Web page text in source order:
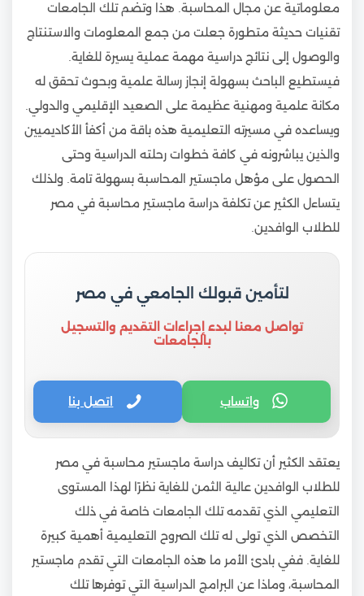
معلوماتية عن مجال المحاسبة. هذا وتضم تلك الجامعات
تقنيات حديثة متطورة جعلت من جمع المعلومات والاستنتاج
والوصول إلى نتائج دراسية مهمة عملية يسيرة للغاية.
فيستطيع الباحث بسهولة إنجاز رسالة علمية وبحوث تحقق له
مكانة علمية ومهنية عظيمة على الصعيد الإقليمي والدولي.
ويساعده في مسيرته التعليمية هذه باقة من أكفأ الأكاديميين
والذين يباشرونه في كافة خطوات رحلته الدراسية وحتى
الحصول على مؤهل ماجستير المحاسبة بسهولة تامة. ولذلك
يتساءل الكثير عن تكلفة دراسة ماجستير محاسبة في مصر
للطلاب الوافدين.
لتأمين قبولك الجامعي في مصر
تواصل معنا لبدء إجراءات التقديم والتسجيل
بالجامعات
واتساب اتصل بنا
يعتقد الكثير أن تكاليف دراسة ماجستير محاسبة في مصر
للطلاب الوافدين عالية الثمن للغاية نظرًا لهذا المستوى
التعليمي الذي تقدمه تلك الجامعات خاصة في ذلك
التخصص الذي تولى له تلك الصروح التعليمية أهمية كبيرة
للغاية. ففي بادئ الأمر ما هذه الجامعات التي تقدم ماجستير
المحاسبة، وماذا عن البرامج الدراسية التي توفرها تلك